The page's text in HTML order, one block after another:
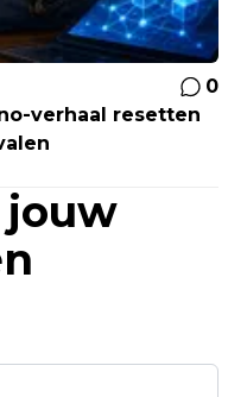
0
verhaal resetten
jouw